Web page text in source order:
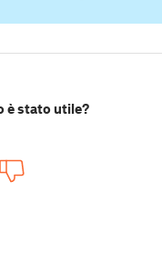
è stato utile?